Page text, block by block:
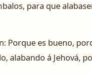
para que
Porque es bueno,
á Jehová,